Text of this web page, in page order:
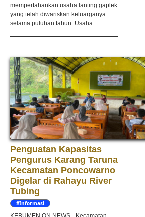
mempertahankan usaha lanting gaplek
yang telah diwariskan keluarganya
selama puluhan tahun. Usaha...
Penguatan Kapasitas
Pengurus Karang Taruna
Kecamatan Poncowarno
Digelar di Rahayu River
Tubing
#Informasi